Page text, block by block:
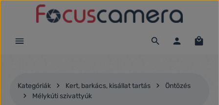
Ugrás a fő tartalomra
Kategóriák Kert, barkács, kisállat tartás
Öntözés
Mélykúti szivattyúk